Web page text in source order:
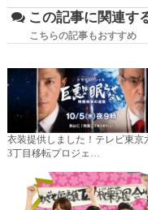
この記事に関連す
こちらの記事もおすすめ
衣装提供しました！テレビ東京
3丁目移転プロジェ…